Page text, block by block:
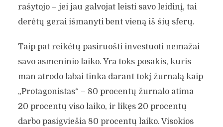
rašytojo – jei jau galvojat leisti savo leidinį, tai
derėtų gerai išmanyti bent vieną iš šių sferų.
Taip pat reikėtų pasiruošti investuoti nemažai
savo asmeninio laiko. Yra toks posakis, kuris
man atrodo labai tinka darant tokį žurnalą kaip
„Protagonistas“ – 80 procentų žurnalo atima
20 procentų viso laiko, ir likęs 20 procentų
darbo pasigviešia 80 procentų laiko. Visokios